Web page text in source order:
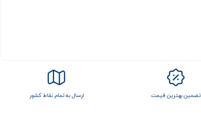
تضمین بهترین قیمت ارسال به تمام نقاط کشور